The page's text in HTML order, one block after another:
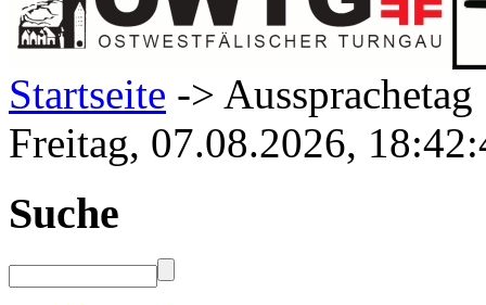
Startseite -> Aussprachetag
Freitag, 07.08.2026,
Suche